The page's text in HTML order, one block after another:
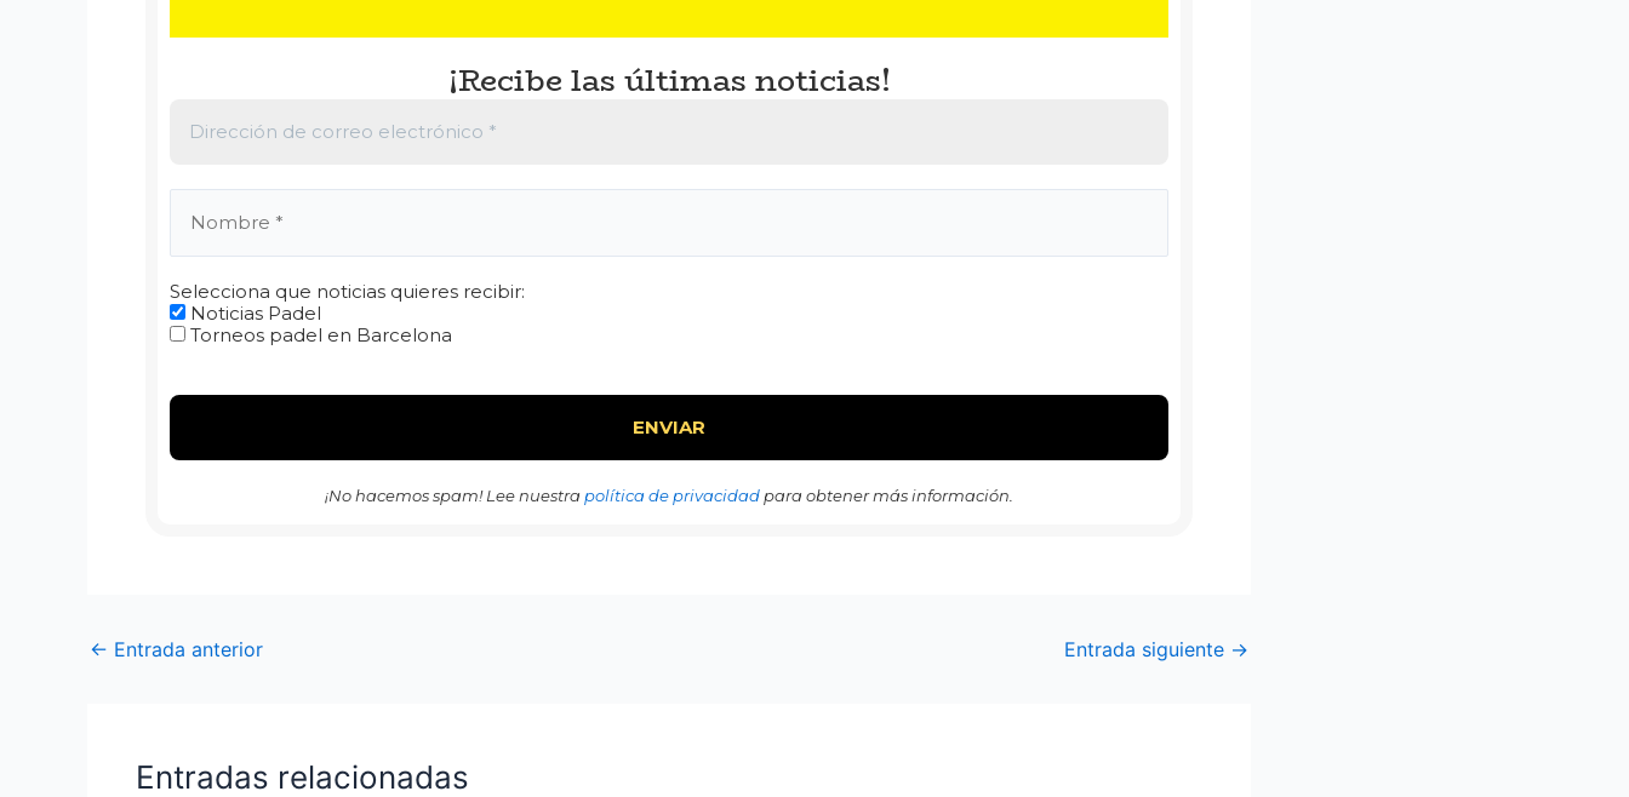
¡Recibe las últimas noticias!
Selecciona que noticias quieres recibir:
Noticias Padel
Torneos padel en Barcelona
¡No hacemos spam! Lee nuestra política de privacidad para obtener más información.
← Entrada anterior Entrada siguiente →
Entradas relacionadas